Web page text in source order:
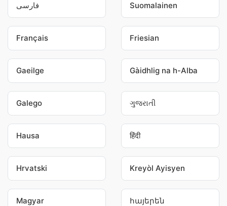
فارسی Suomalainen
Français Friesian
Gaeilge Gàidhlig na h-Alba
Galego ગુજરાતી
Hausa हिंदी
Hrvatski Kreyòl Ayisyen
Magyar հայերեն